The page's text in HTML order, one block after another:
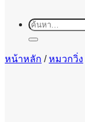
ค้นหา:
หน้าหลัก / หมวกวิ่ง